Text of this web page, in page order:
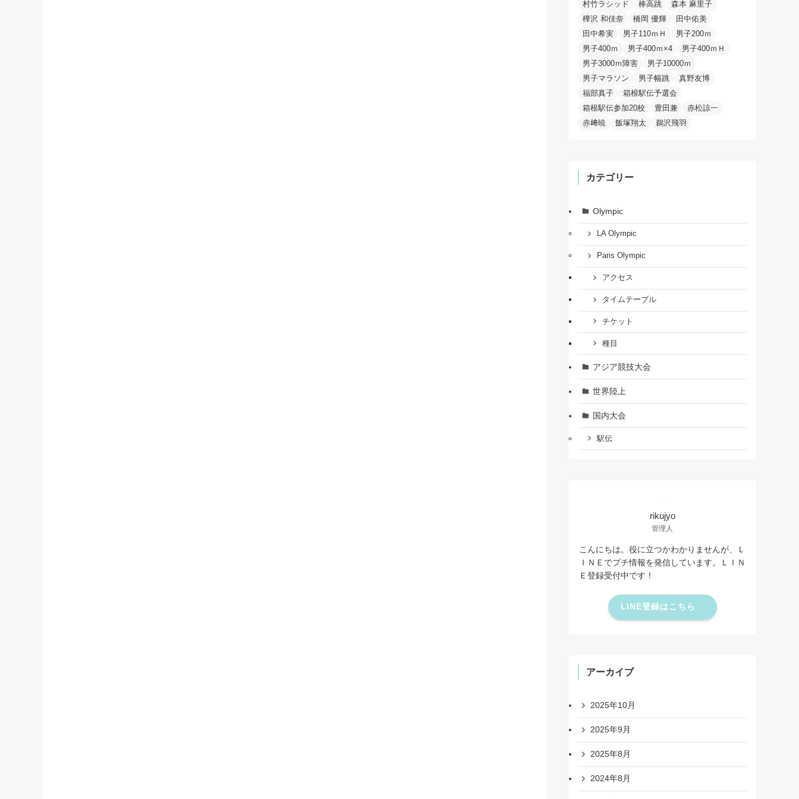
村竹ラシッド 棒高跳
森本 麻里子
樺沢 和佳奈
橋岡 優輝
田中佑美
田中希実
男子110ｍＨ
男子200ｍ
男子400ｍ
男子400ｍ×4
男子400ｍＨ
男子3000ｍ障害
男子10000ｍ
男子マラソン
男子幅跳
真野友博
福部真子
箱根駅伝予選会
箱根駅伝参加20校
豊田兼
赤松諒一
赤﨑暁
飯塚翔太 鵜沢飛羽
カテゴリー
Olympic
LA Olympic
Paris Olympic
アクセス
タイムテーブル
チケット
種目
アジア競技大会
世界陸上
国内大会
駅伝
rikujyo
管理人
こんにちは。役に立つかわかりませんが、Ｌ
ＩＮＥでプチ情報を発信しています。ＬＩＮ
Ｅ登録受付中です！
LINE登録はこちら
アーカイブ
2025年10月
2025年9月
2025年8月
2024年8月